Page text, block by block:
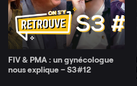
FIV & PMA : un gynécologue
nous explique – S3#12